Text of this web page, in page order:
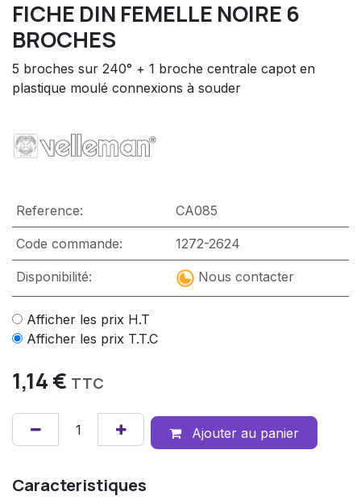
FICHE DIN FEMELLE NOIRE 6
BROCHES
5 broches sur 240° + 1 broche centrale capot en
plastique moulé connexions à souder
Reference: CA085
Code commande: 1272-2624
Disponibilité: Nous contacter
Afficher les prix H.T
Afficher les prix T.T.C
1,14€ TTC
Ajouter au panier
Caracteristiques